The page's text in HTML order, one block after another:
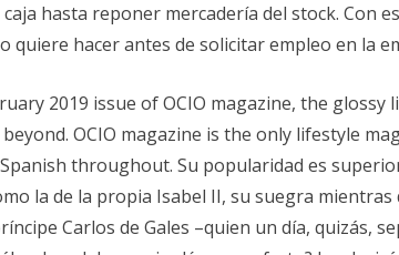
hasta reponer mercadería del stock. Con
quiere hacer antes de solicitar empleo en la
2019 issue of OCIO magazine, the glossy
OCIO magazine is the only lifestyle
throughout. Su popularidad es
la de la propia Isabel II, su suegra
Carlos de Gales –quien un día, quizás,